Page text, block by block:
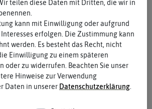
teilen diese Daten mit Dritten, die wir in
kann mit Einwilligung oder aufgrund
erfolgen. Die Zustimmung kann
werden. Es besteht das Recht, nicht
Einwilligung zu einem späteren
oder zu widerrufen. Beachten Sie unser
Hinweise zur Verwendung
Daten in unserer Daten­schutz­erklärung.